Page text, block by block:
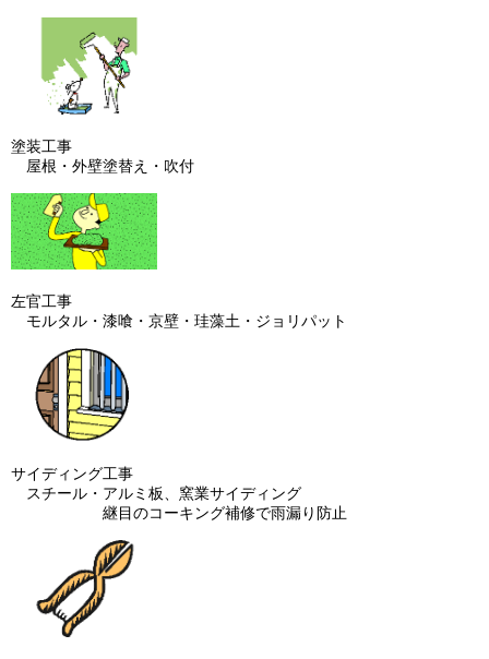
塗装工事
屋根・外壁塗替え・吹付
左官工事
モルタル・漆喰・京壁・珪藻土・ジョリパット
サイディング工事
スチール・アルミ板、窯業サイディング
継目のコーキング補修で雨漏り防止